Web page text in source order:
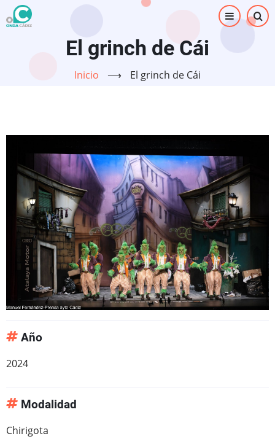
Pasar
al
El grinch de Cái
Inicio ⟶ El grinch de Cái
Año
2024
Modalidad
Chirigota